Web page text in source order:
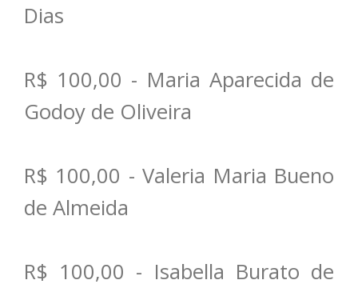
Dias
R$ 100,00 - Maria Aparecida de
Godoy de Oliveira
R$ 100,00 - Valeria Maria Bueno
de Almeida
R$ 100,00 - Isabella Burato de